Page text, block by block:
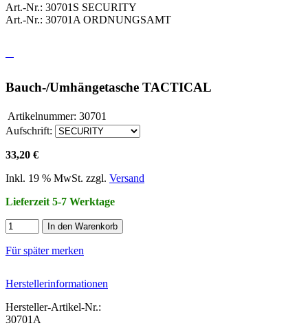
Art.-Nr.: 30701S SECURITY
Art.-Nr.: 30701A ORDNUNGSAMT
Bauch-/Umhängetasche TACTICAL
Artikelnummer: 30701
Aufschrift:
33,20 €
Inkl. 19 % MwSt. zzgl. Versand
Lieferzeit 5-7 Werktage
In den Warenkorb
Für später merken
Herstellerinformationen
Hersteller-Artikel-Nr.:
30701A